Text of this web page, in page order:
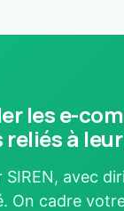
les e-
à leur
SIREN, avec
On cadre